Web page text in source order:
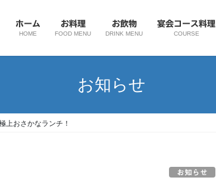
ホーム
HOME
お料理
FOOD MENU
お飲物
DRINK MENU
宴会コース料理
COURSE
お知らせ
上おさかなランチ！
お知らせ